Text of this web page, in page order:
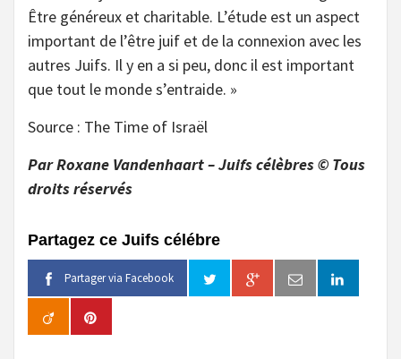
Être généreux et charitable. L’étude est un aspect
important de l’être juif et de la connexion avec les
autres Juifs. Il y en a si peu, donc il est important
que tout le monde s’entraide. »
Source : The Time of Israël
Par Roxane Vandenhaart – Juifs célèbres © Tous
droits réservés
Partagez ce Juifs célébre
Partager via Facebook